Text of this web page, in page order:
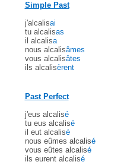
Simple Past
j'alcalisai
tu alcalisas
il alcalisa
nous alcalisâmes
vous alcalisâtes
ils alcalisèrent
Past Perfect
j'eus alcalisé
tu eus alcalisé
il eut alcalisé
nous eûmes alcalisé
vous eûtes alcalisé
ils eurent alcalisé